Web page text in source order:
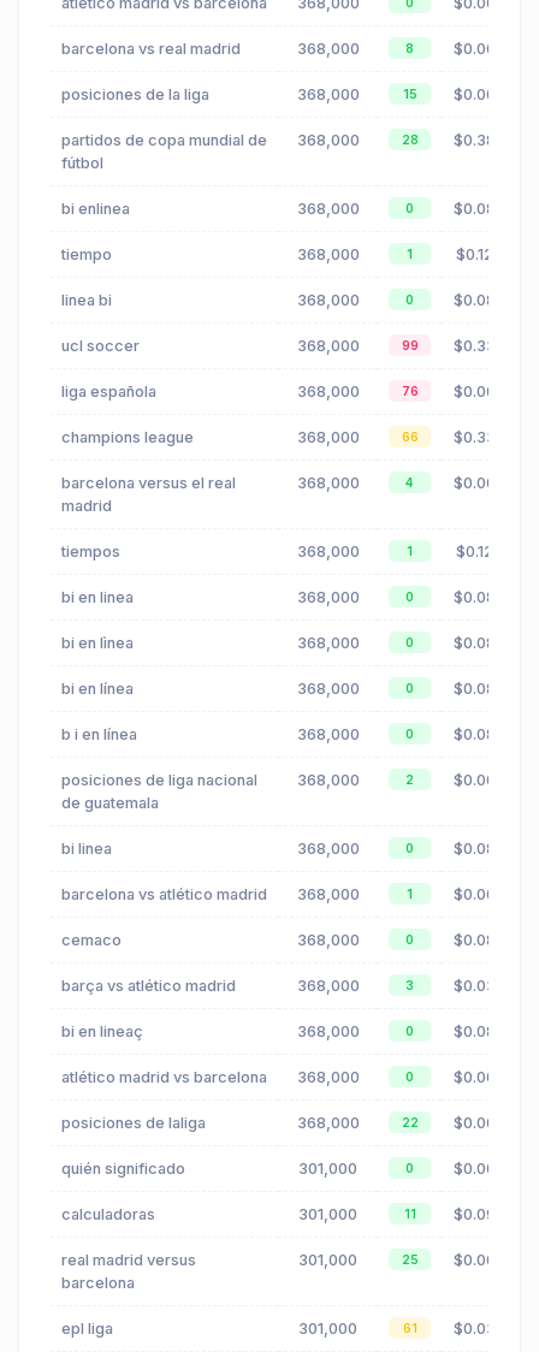
barcelona vs real madrid 368,000 8 $0.00
posiciones de la liga 368,000 15 $0.00
partidos de copa mundial de
fútbol
368,000 28 $0.38
bi enlinea 368,000 0 $0.08
tiempo 368,000 1 $0.12
linea bi 368,000 0 $0.08
ucl soccer 368,000 99 $0.33
liga española 368,000 76 $0.00
champions league 368,000 66 $0.33
barcelona versus el real
madrid
368,000 4 $0.00
tiempos 368,000 1 $0.12
bi en linea 368,000 0 $0.08
bi en lìnea 368,000 0 $0.08
bi en línea 368,000 0 $0.08
b i en línea 368,000 0 $0.08
posiciones de liga nacional
de guatemala
368,000 2 $0.00
bi linea 368,000 0 $0.08
barcelona vs atlético madrid 368,000 1 $0.00
cemaco 368,000 0 $0.08
barça vs atlético madrid 368,000 3 $0.03
bi en lineaç 368,000 0 $0.08
atlético madrid vs barcelona 368,000 0 $0.00
posiciones de laliga 368,000 22 $0.00
quién significado 301,000 0 $0.00
calculadoras 301,000 11 $0.09
real madrid versus
barcelona
301,000 25 $0.00
epl liga 301,000 61 $0.03